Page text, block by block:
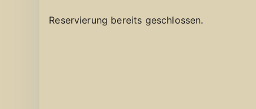
Reservierung bereits geschlossen.